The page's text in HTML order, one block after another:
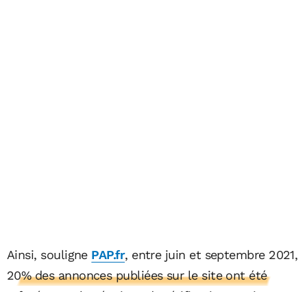
Ainsi, souligne PAP.fr, entre juin et septembre 2021,
20% des annonces publiées sur le site ont été